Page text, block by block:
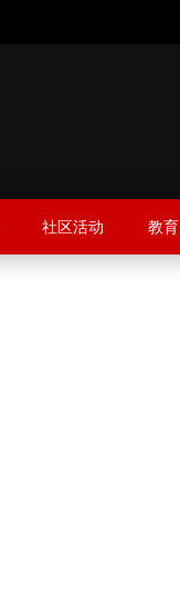
社区活动 教育